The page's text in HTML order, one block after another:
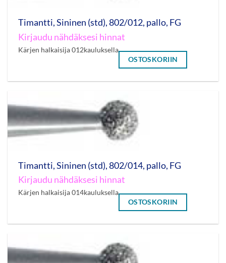
Timantti, Sininen (std), 802/012, pallo, FG
Kirjaudu nähdäksesi hinnat
Kärjen halkaisija 012kauluksella
OSTOSKORIIN
Timantti, Sininen (std), 802/014, pallo, FG
Kirjaudu nähdäksesi hinnat
Kärjen halkaisija 014kauluksella
OSTOSKORIIN